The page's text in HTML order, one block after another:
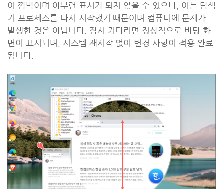
이 깜박이며 아무런 표시가 되지 않을 수 있으나, 이는 탐색
기 프로세스를 다시 시작했기 때문이며 컴퓨터에 문제가
발생한 것은 아닙니다. 잠시 기다리면 정상적으로 바탕 화
면이 표시되며, 시스템 재시작 없이 변경 사항이 적용 완료
됩니다.